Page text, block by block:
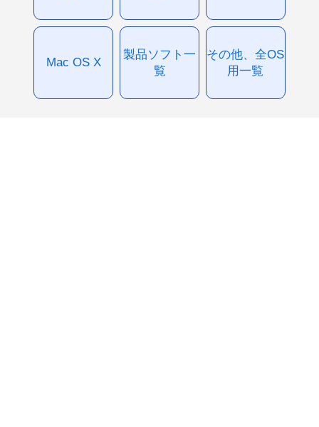
Mac OS X
製品ソフト一
覧
その他、全OS
用一覧